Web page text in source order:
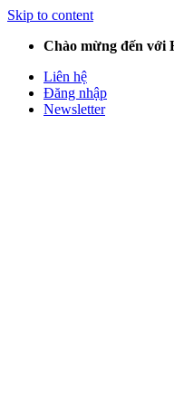
Skip to content
Chào mừng đến với
Liên hệ
Đăng nhập
Newsletter